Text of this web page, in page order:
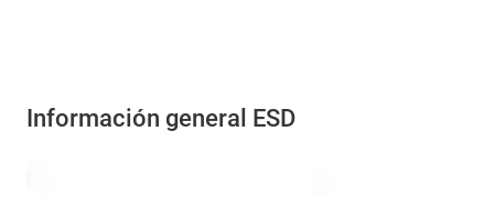
Información general ESD